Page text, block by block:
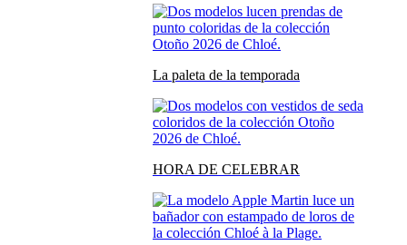
La paleta de la temporada
HORA DE CELEBRAR